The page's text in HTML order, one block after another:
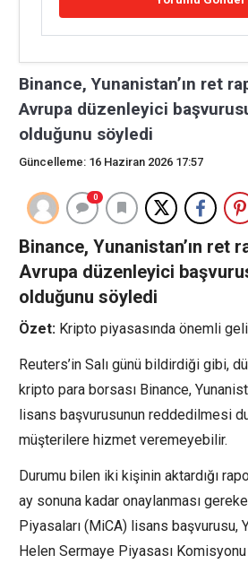
Binance, Yunanistan’ın ret
Avrupa düzenleyici
olduğunu söyledi
Güncelleme: 16 Haziran 2026 17:57
0
Binance, Yunanistan’ın ret
Avrupa düzenleyici
olduğunu söyledi
Özet: Kripto piyasasında önemli
Reuters’in Salı günü bildirdiği gibi,
kripto para borsası Binance,
lisans başvurusunun reddedilmesi
müşterilere hizmet veremeyebilir.
Durumu bilen iki kişinin aktardığı
ay sonuna kadar onaylanması
Piyasaları (MiCA) lisans başvurusu,
Helen Sermaye Piyasası